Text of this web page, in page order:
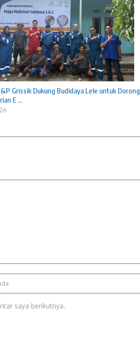
Grissik Dukung Budidaya Lele untuk Dorong
E ...
saya berikutnya.